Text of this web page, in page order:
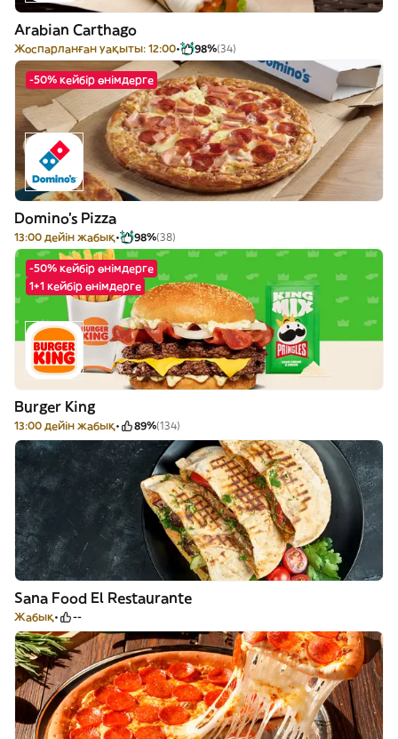
Arabian Carthago
Жоспарланған уақыты: 12:00 98%(34)
-50% кейбір өнімдерге
Domino's Pizza
13:00 дейін жабық 98%(38)
-50% кейбір өнімдерге
1+1 кейбір өнімдерге
Burger King
13:00 дейін жабық 89%(134)
Sana Food El Restaurante
Жабық --